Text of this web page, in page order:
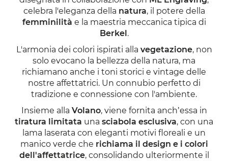
celebra l'eleganza della natura, il potere della
femminilità e la maestria meccanica tipica di
Berkel.
L'armonia dei colori ispirati alla vegetazione, non
solo evocano la bellezza della natura, ma
richiamano anche i toni storici e vintage delle
nostre affettatrici. Un connubio perfetto di
tradizione e connessione con l'ambiente.
Insieme alla Volano, viene fornita anch’essa in
tiratura limitata una sciabola esclusiva, con una
lama laserata con eleganti motivi floreali e un
manico verde che richiama il design e i colori
dell'affettatrice, consolidando ulteriormente il